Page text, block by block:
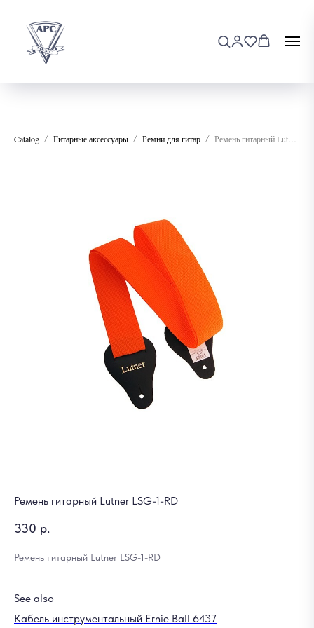
Catalog Гитарные аксессуары Ремни для гитар
Ремень гитарный Lutner LSG-1-RD
330 р.
Ремень гитарный Lutner LSG-1-RD
See also
Кабель инструментальный Ernie Ball 6437